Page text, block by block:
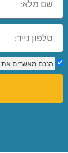
הנכם מאשרים את